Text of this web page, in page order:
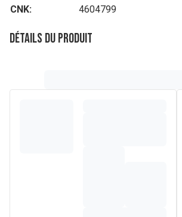
CNK:
4604799
Détails du produit
filtre brevetée respectueuse de